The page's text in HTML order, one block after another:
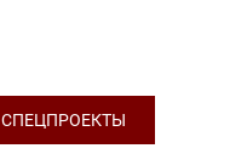
СПЕЦПРОЕКТЫ